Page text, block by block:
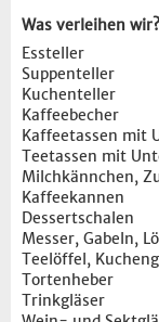
Was verleihen wir?
Essteller
Suppenteller
Kuchenteller
Kaffeebecher
Kaffeetassen mit
Teetassen mit
Milchkännchen,
Kaffeekannen
Dessertschalen
Messer, Gabeln,
Teelöffel,
Tortenheber
Trinkgläser